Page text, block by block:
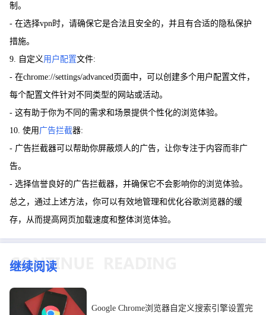
制。
- 在选择vpn时，请确保它是合法且安全的，并且有合适的隐私保护
措施。
9. 自定义 用户配置文件:
- 在chrome://settings/advanced页面中，可以创建多个用户配置文件，
每个配置文件针对不同类型的网站或活动。
- 这有助于你为不同的需求和场景提供个性化的浏览体验。
10. 使用 广告拦截器:
- 广告拦截器可以帮助你屏蔽烦人的广告，让你专注于内容而非广
告。
- 选择信誉良好的广告拦截器，并确保它不会影响你的浏览体验。
总之，通过上述方法，你可以有效地管理和优化谷歌浏览器的缓
存，从而提高网页加载速度和整体浏览体验。
继续阅读
Google Chrome浏览器自定义搜索引擎设置完